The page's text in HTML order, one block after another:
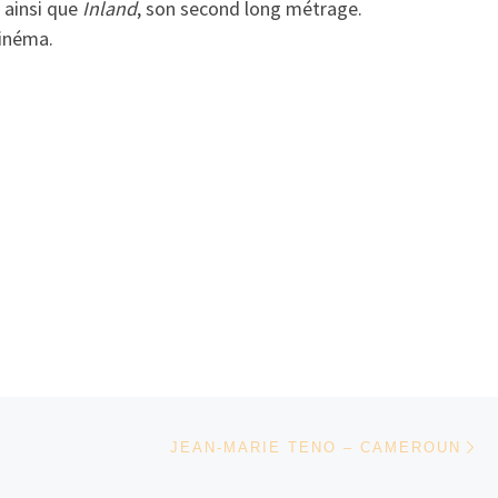
que Inland, son second long métrage.
JEAN-MARIE TENO – CAMEROUN